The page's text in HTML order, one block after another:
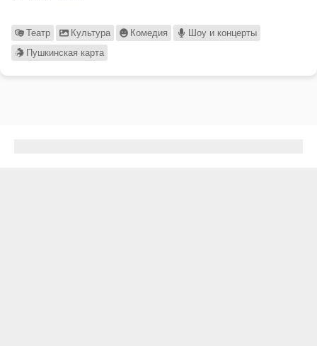
Театр Культура Комедия
Шоу и концерты
Пушкинская карта